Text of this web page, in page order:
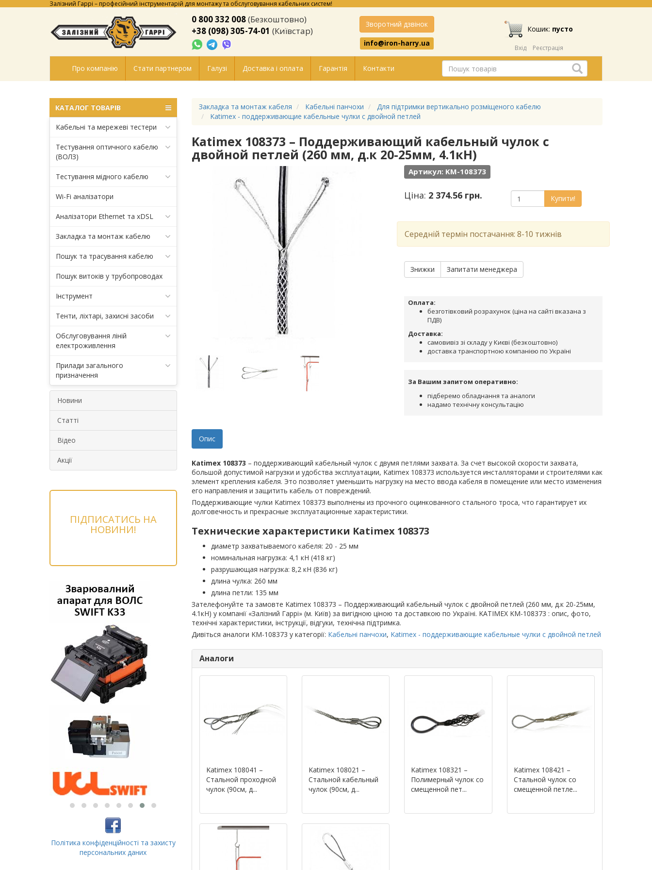
Залізний Гаррі – професійний інструментарій для монтажу та обслуговування кабельних систем!
0 800 332 008(Безкоштовно)
+38 (098) 305-74-01 (Київстар)
Зворотний дзвінок
info@iron-harry.ua
Кошик: пусто
Вхід Реєстрація
Про компанію Стати партнером Галузі Доставка і оплата Гарантія Контакти
КАТАЛОГ ТОВАРІВ
Кабельні та мережеві тестери
Тестування оптичного кабелю
(ВОЛЗ)
Тестування мідного кабелю
Wi-Fi аналізатори
Аналізатори Ethernet та xDSL
Закладка та монтаж кабелю
Пошук та трасування кабелю
Пошук витоків у трубопроводах
Інструмент
Тенти, ліхтарі, захисні засоби
Обслуговування ліній
електроживлення
Прилади загального
призначення
Новини
Статті
Відео
Акції
ПІДПИСАТИСЬ НА
НОВИНИ!
Політика конфіденційності та захисту
персональних даних
Закладка та монтаж кабеля Кабельні панчохи
Для підтримки вертикально розміщеного кабелю
Katimex - поддерживающие кабельные чулки с двойной петлей
Katimex 108373 – Поддерживающий кабельный чулок с
двойной петлей (260 мм, д.к 20-25мм, 4.1кН)
Артикул: KM-108373
Ціна: 2 374.56 грн. Купити!
Середній термін постачання: 8-10 тижнів
Знижки Запитати менеджера
Оплата:
безготівковий розрахунок (ціна на сайті вказана з
ПДВ)
Доставка:
самовивіз зі складу у Києві (безкоштовно)
доставка транспортною компанією по Україні
За Вашим запитом оперативно:
підберемо обладнання та аналоги
надамо технічну консультацію
Опис
Katimex 108373 – поддерживающий кабельный чулок с двумя петлями захвата. За счет высокой скорости захвата,
большой допустимой нагрузки и удобства эксплуатации, Katimex 108373 используется инсталляторами и строителями как
элемент крепления кабеля. Это позволяет уменьшить нагрузку на место ввода кабеля в помещение или место изменения
его направления и защитить кабель от повреждений.
Поддерживающие чулки Katimex 108373 выполнены из прочного оцинкованного стального троса, что гарантирует их
долговечность и прекрасные эксплуатационные характеристики.
Технические характеристики Katimex 108373
диаметр захватываемого кабеля: 20 - 25 мм
номинальная нагрузка: 4,1 кН (418 кг)
разрушающая нагрузка: 8,2 кН (836 кг)
длина чулка: 260 мм
длина петли: 135 мм
Зателефонуйте та замовте Katimex 108373 – Поддерживающий кабельный чулок с двойной петлей (260 мм, д.к 20-25мм,
4.1кН) у компанії «Залізний Гаррі» (м. Київ) за вигідною ціною та доставкою по Україні. KATIMEX KM-108373 : опис, фото,
технічні характеристики, інструкції, відгуки, технічна підтримка.
Дивіться аналоги KM-108373 у категорії: Кабельні панчохи, Katimex - поддерживающие кабельные чулки с двойной петлей
Аналоги
Katimex 108041 –
Стальной проходной
чулок (90см, д...
Katimex 108021 –
Стальной кабельный
чулок (90см, д...
Katimex 108321 –
Полимерный чулок со
смещенной пет...
Katimex 108421 –
Стальной чулок со
смещенной петле...